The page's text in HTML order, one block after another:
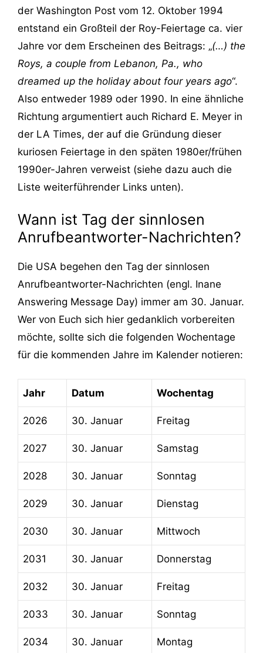
der Washington Post vom 12. Oktober 1994
entstand ein Großteil der Roy-Feiertage ca. vier
Jahre vor dem Erscheinen des Beitrags: „(…) the
Roys, a couple from Lebanon, Pa., who
dreamed up the holiday about four years ago“.
Also entweder 1989 oder 1990. In eine ähnliche
Richtung argumentiert auch Richard E. Meyer in
der LA Times, der auf die Gründung dieser
kuriosen Feiertage in den späten 1980er/frühen
1990er-Jahren verweist (siehe dazu auch die
Liste weiterführender Links unten).
Wann ist Tag der sinnlosen
Anrufbeantworter-Nachrichten?
Die USA begehen den Tag der sinnlosen
Anrufbeantworter-Nachrichten (engl. Inane
Answering Message Day) immer am 30. Januar.
Wer von Euch sich hier gedanklich vorbereiten
möchte, sollte sich die folgenden Wochentage
für die kommenden Jahre im Kalender notieren:
Jahr Datum Wochentag
2026 30. Januar Freitag
2027 30. Januar Samstag
2028 30. Januar Sonntag
2029 30. Januar Dienstag
2030 30. Januar Mittwoch
2031 30. Januar Donnerstag
2032 30. Januar Freitag
2033 30. Januar Sonntag
2034 30. Januar Montag